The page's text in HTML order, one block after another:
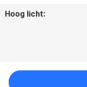
NIEUWS
CITAAT
Hoog licht: